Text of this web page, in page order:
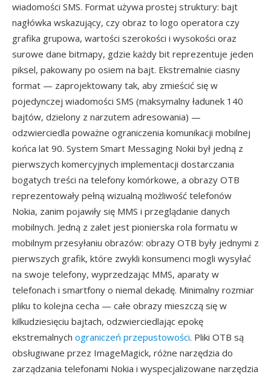
wiadomości SMS. Format używa prostej struktury: bajt
nagłówka wskazujący, czy obraz to logo operatora czy
grafika grupowa, wartości szerokości i wysokości oraz
surowe dane bitmapy, gdzie każdy bit reprezentuje jeden
piksel, pakowany po osiem na bajt. Ekstremalnie ciasny
format — zaprojektowany tak, aby zmieścić się w
pojedynczej wiadomości SMS (maksymalny ładunek 140
bajtów, dzielony z narzutem adresowania) —
odzwierciedla poważne ograniczenia komunikacji mobilnej
końca lat 90. System Smart Messaging Nokii był jedną z
pierwszych komercyjnych implementacji dostarczania
bogatych treści na telefony komórkowe, a obrazy OTB
reprezentowały pełną wizualną możliwość telefonów
Nokia, zanim pojawiły się MMS i przeglądanie danych
mobilnych. Jedną z zalet jest pionierska rola formatu w
mobilnym przesyłaniu obrazów: obrazy OTB były jednymi z
pierwszych grafik, które zwykli konsumenci mogli wysyłać
na swoje telefony, wyprzedzając MMS, aparaty w
telefonach i smartfony o niemal dekadę. Minimalny rozmiar
pliku to kolejna cecha — całe obrazy mieszczą się w
kilkudziesięciu bajtach, odzwierciedlając epokę
ekstremalnych ograniczeń przepustowości. Pliki OTB są
obsługiwane przez ImageMagick, różne narzędzia do
zarządzania telefonami Nokia i wyspecjalizowane narzędzia